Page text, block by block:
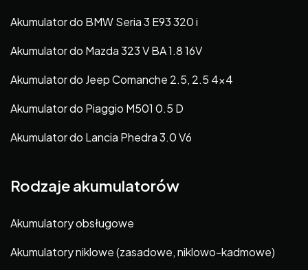
Akumulator do BMW Seria 3 E93 320 i
Akumulator do Mazda 323 V BA 1.8 16V
Akumulator do Jeep Comanche 2.5, 2.5 4×4
Akumulator do Piaggio M501 0.5 D
Akumulator do Lancia Phedra 3.0 V6
Rodzaje akumulatorów
Akumulatory obsługowe
Akumulatory niklowe (zasadowe, niklowo-kadmowe)